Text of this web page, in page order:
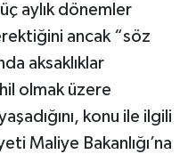
üç aylık dönemler
ancak “söz
aksaklıklar
olmak üzere
konu ile ilgili
Maliye Bakanlığı’na